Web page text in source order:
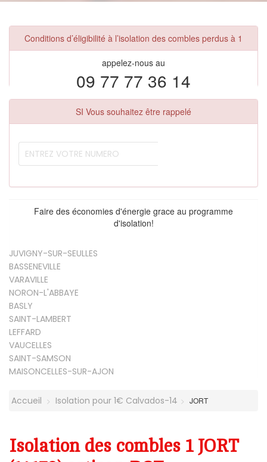
Conditions d’éligibilité à l’isolation des combles perdus à 1
appelez-nous au
09 77 77 36 14
SI Vous souhaitez être rappelé
Faire des économies d'énergie grace au programme
d'isolation!
JUVIGNY-SUR-SEULLES
BASSENEVILLE
VARAVILLE
NORON-L'ABBAYE
BASLY
SAINT-LAMBERT
LEFFARD
VAUCELLES
SAINT-SAMSON
MAISONCELLES-SUR-AJON
Accueil Isolation pour 1€ Calvados-14 JORT
Isolation des combles 1 JORT